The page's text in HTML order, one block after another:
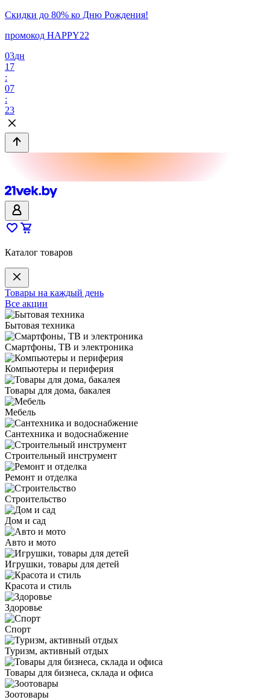
Скидки до 80% ко Дню Рождения!
промокод HAPPY22
03дн
17
:
07
:
23
Каталог товаров
Товары на каждый день
Все акции
Бытовая техника
Смартфоны, ТВ и электроника
Компьютеры и периферия
Товары для дома, бакалея
Мебель
Сантехника и водоснабжение
Строительный инструмент
Ремонт и отделка
Строительство
Дом и сад
Авто и мото
Игрушки, товары для детей
Красота и стиль
Здоровье
Спорт
Туризм, активный отдых
Товары для бизнеса, склада и офиса
Зоотовары